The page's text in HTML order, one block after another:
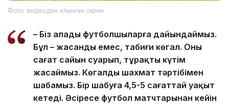
Фото: видеодан алынған скрин
– Біз алаңды футболшыларға дайындаймыз.
Бұл – жасанды емес, табиғи көгал. Оны
сағат сайын суарып, тұрақты күтім
жасаймыз. Көгалды шахмат тәртібімен
шабамыз. Бір шабуға 4,5-5 сағаттай уақыт
кетеді. Әсіресе футбол матчтарынан кейін